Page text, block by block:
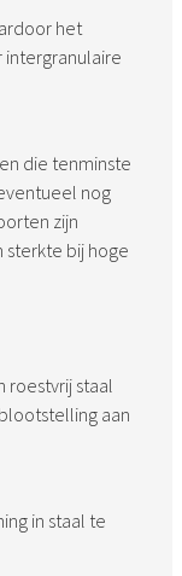
het
die tenminste
nog
zijn
sterkte bij hoge
roestvrij staal
aan
in staal te